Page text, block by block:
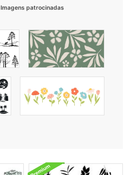
Imagens patrocinadas